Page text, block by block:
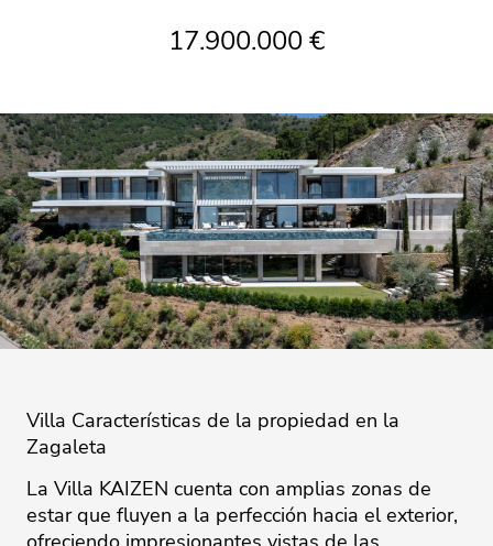
17.900.000 €
Villa Características de la propiedad en la
Zagaleta
La Villa KAIZEN cuenta con amplias zonas de
estar que fluyen a la perfección hacia el exterior,